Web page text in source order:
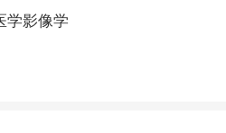
学影像学